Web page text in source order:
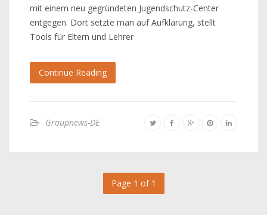
mit einem neu gegründeten Jugendschutz-Center
entgegen. Dort setzte man auf Aufklärung, stellt
Tools für Eltern und Lehrer
Continue Reading
Groupnews-DE
Page 1 of 1